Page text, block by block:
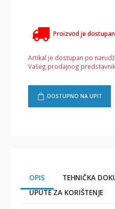
Proizvod je
Artikal je dostupan po
Vašeg prodajnog
DOSTUPNO NA UPIT
OPIS
TEHNIČKA
UPUTE ZA KORIŠTENJE